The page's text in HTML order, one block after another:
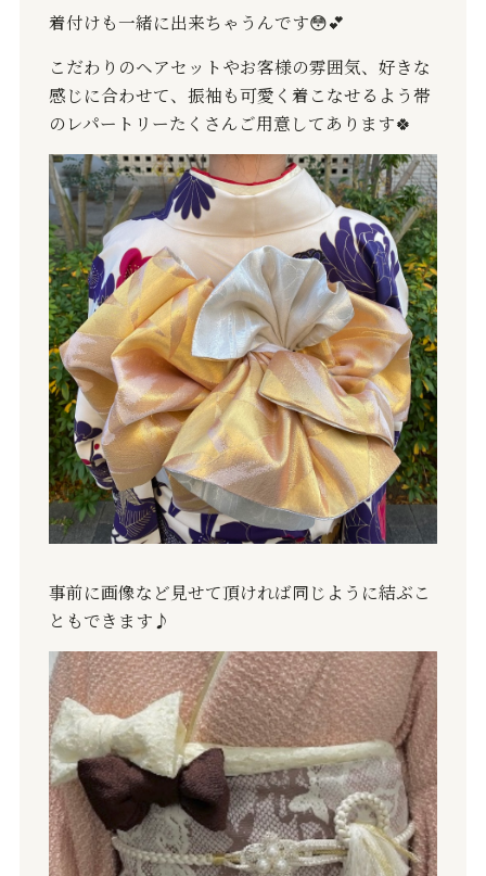
着付けも一緒に出来ちゃうんです😳💕
こだわりのヘアセットやお客様の雰囲気、好きな
感じに合わせて、振袖も可愛く着こなせるよう帯
のレパートリーたくさんご用意してあります🍀
事前に画像など見せて頂ければ同じように結ぶこ
ともできます ♪︎